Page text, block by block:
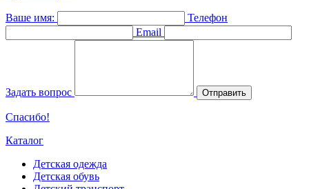
Ваше имя:
Телефон
Email
Задать вопрос Отправить
Спасибо!
Каталог
Детская одежда
Детская обувь